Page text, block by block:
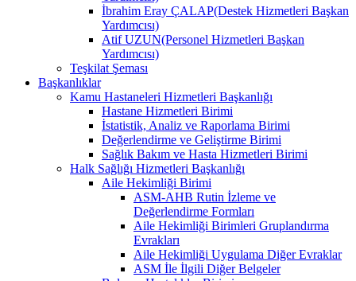
İbrahim Eray ÇALAP(Destek Hizmetleri Başkan
Yardımcısı)
Atif UZUN(Personel Hizmetleri Başkan
Yardımcısı)
Teşkilat Şeması
Başkanlıklar
Kamu Hastaneleri Hizmetleri Başkanlığı
Hastane Hizmetleri Birimi
İstatistik, Analiz ve Raporlama Birimi
Değerlendirme ve Geliştirme Birimi
Sağlık Bakım ve Hasta Hizmetleri Birimi
Halk Sağlığı Hizmetleri Başkanlığı
Aile Hekimliği Birimi
ASM-AHB Rutin İzleme ve
Değerlendirme Formları
Aile Hekimliği Birimleri Gruplandırma
Evrakları
Aile Hekimliği Uygulama Diğer Evraklar
ASM İle İlgili Diğer Belgeler